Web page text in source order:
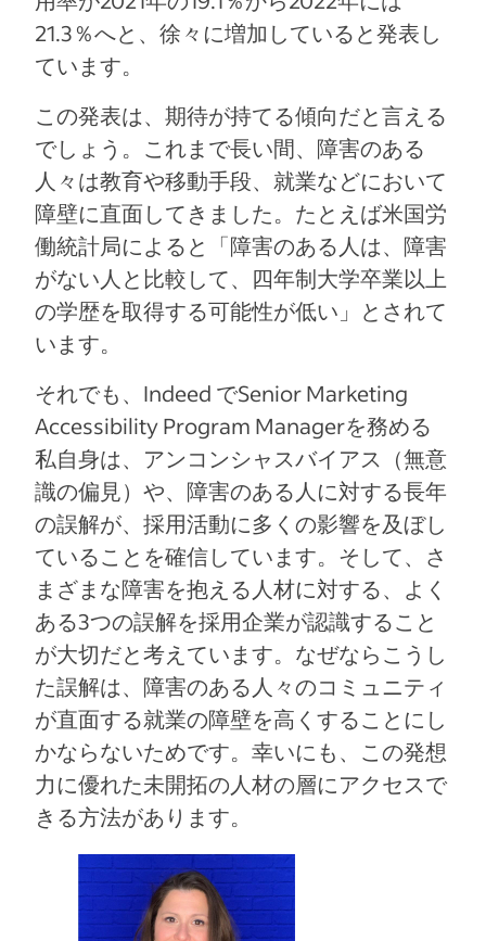
21.3％へと、徐々に増加していると発表し
ています。
この発表は、期待が持てる傾向だと言える
でしょう。これまで長い間、障害のある
人々は教育や移動手段、就業などにおいて
障壁に直面してきました。たとえば米国労
働統計局によると「障害のある人は、障害
がない人と比較して、四年制大学卒業以上
の学歴を取得する可能性が低い」とされて
います。
それでも、Indeed でSenior Marketing
Accessibility Program Managerを務める
私自身は、アンコンシャスバイアス（無意
識の偏見）や、障害のある人に対する長年
の誤解が、採用活動に多くの影響を及ぼし
ていることを確信しています。そして、さ
まざまな障害を抱える人材に対する、よく
ある3つの誤解を採用企業が認識すること
が大切だと考えています。なぜならこうし
た誤解は、障害のある人々のコミュニティ
が直面する就業の障壁を高くすることにし
かならないためです。幸いにも、この発想
力に優れた未開拓の人材の層にアクセスで
きる方法があります。